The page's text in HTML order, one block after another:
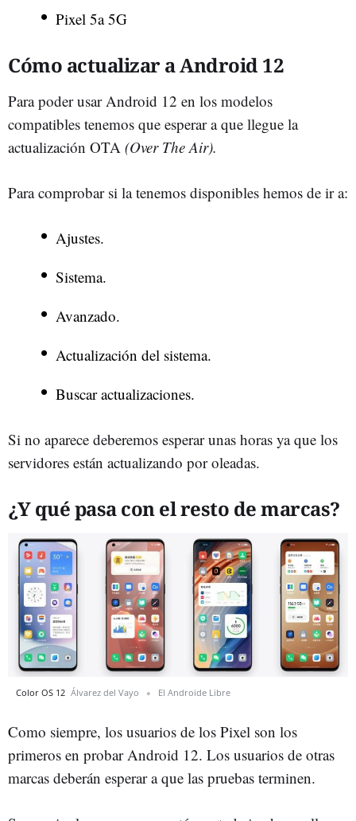
Pixel 5a 5G
Cómo actualizar a Android 12
Para poder usar Android 12 en los modelos
compatibles tenemos que esperar a que llegue la
actualización OTA (Over The Air).
Para comprobar si la tenemos disponibles hemos de ir a:
Ajustes.
Sistema.
Avanzado.
Actualización del sistema.
Buscar actualizaciones.
Si no aparece deberemos esperar unas horas ya que los
servidores están actualizando por oleadas.
¿Y qué pasa con el resto de marcas?
Color OS 12 Álvarez del Vayo El Androide Libre
Como siempre, los usuarios de los Pixel son los
primeros en probar Android 12. Los usuarios de otras
marcas deberán esperar a que las pruebas terminen.